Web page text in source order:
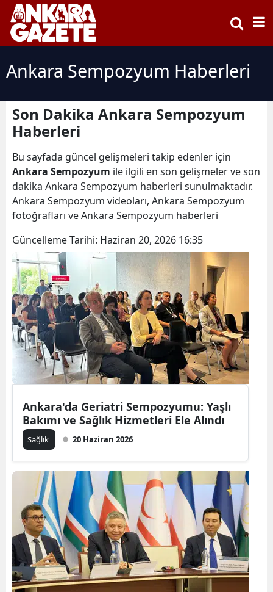
Ankara Sempozyum Haberleri
Son Dakika Ankara Sempozyum
Haberleri
Bu sayfada güncel gelişmeleri takip edenler için
Ankara Sempozyum ile ilgili en son gelişmeler ve son
dakika Ankara Sempozyum haberleri sunulmaktadır.
Ankara Sempozyum videoları, Ankara Sempozyum
fotoğrafları ve Ankara Sempozyum haberleri
Güncelleme Tarihi: Haziran 20, 2026 16:35
Ankara'da Geriatri Sempozyumu: Yaşlı
Bakımı ve Sağlık Hizmetleri Ele Alındı
Sağlık 20 Haziran 2026